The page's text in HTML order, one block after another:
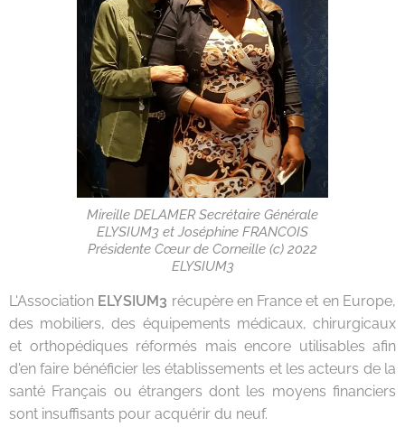
Mireille DELAMER Secrétaire Générale
ELYSIUM3 et Joséphine FRANCOIS
Présidente Cœur de Corneille (c) 2022
ELYSIUM3
L'Association ELYSIUM3 récupère en France et en Europe,
des mobiliers, des équipements médicaux, chirurgicaux
et orthopédiques réformés mais encore utilisables afin
d'en faire bénéficier les établissements et les acteurs de la
santé Français ou étrangers dont les moyens financiers
sont insuffisants pour acquérir du neuf.